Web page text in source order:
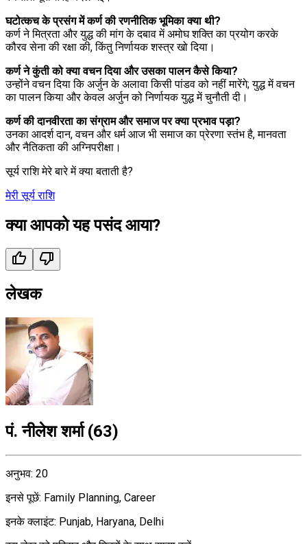
घटोत्कच के प्रसंग में कर्ण की रणनीतिक भूमिका क्या थी?
कर्ण ने मित्रता और युद्ध की मांग के दबाव में अमोघ शक्ति का प्रयोग करके
कौरव सेना की रक्षा की, किंतु निर्णायक शस्त्र खो दिया।
कर्ण ने कुंती को क्या वचन दिया और उसका पालन कैसे किया?
उन्होंने वचन दिया कि अर्जुन के अलावा किसी पांडव को नहीं मारेंगे; युद्ध में वचन
का पालन किया और केवल अर्जुन को निर्णायक युद्ध में चुनौती दी।
कर्ण की दानवीरता का संग्राम और समाज पर क्या प्रभाव पड़ा?
उनका आदर्श दान, वचन और धर्म आज भी समाज का प्रेरणा स्तंभ है, मानवता
और नैतिकता की अग्निपरीक्षा।
सूर्य राशि मेरे बारे में क्या बताती है?
मेरी सूर्य राशि
क्या आपको यह पसंद आया?
लेखक
पं. नीलेश शर्मा(63)
अनुभव: 20
इनसे पूछें: Family Planning, Career
इनके क्लाइंट: Punjab, Haryana, Delhi